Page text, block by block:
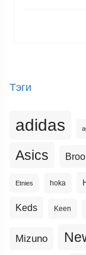
Тэги
adidas
Asics
Etnies hoka
Keds Keen
Mizuno